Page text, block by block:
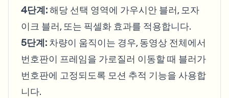
4단계:해당 선택 영역에 가우시안 블러, 모자
이크 블러, 또는 픽셀화 효과를 적용합니다.
5단계: 차량이 움직이는 경우, 동영상 전체에서
번호판이 프레임을 가로질러 이동할 때 블러가
번호판에 고정되도록 모션 추적 기능을 사용합
니다.